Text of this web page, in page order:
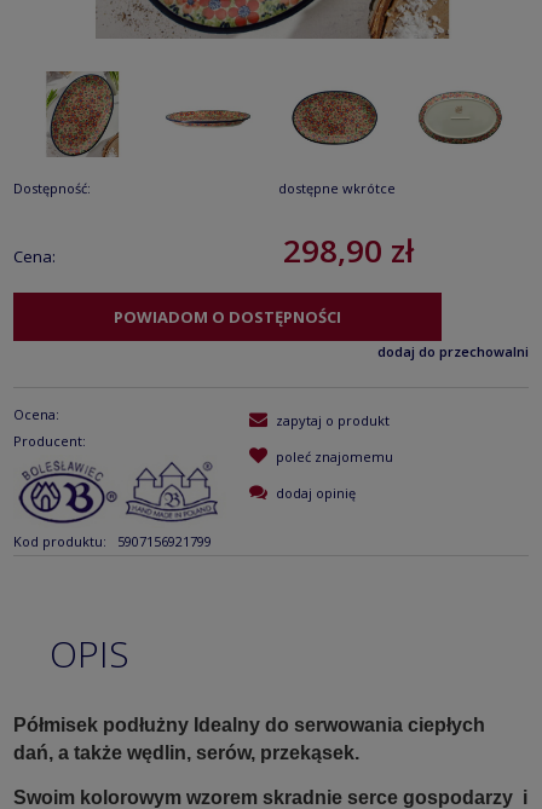
Dostępność: dostępne wkrótce
Cena: 298,90 zł
POWIADOM O DOSTĘPNOŚCI
dodaj do przechowalni
Ocena:
Producent:
Kod produktu: 5907156921799
zapytaj o produkt
poleć znajomemu
dodaj opinię
OPIS
Półmisek podłużny Idealny do serwowania ciepłych
dań, a także wędlin, serów, przekąsek.
Swoim kolorowym wzorem skradnie serce gospodarzy i